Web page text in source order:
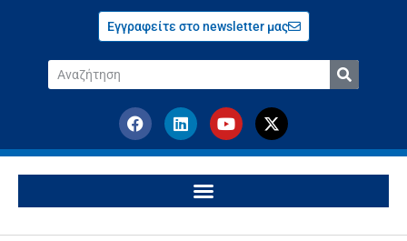
Εγγραφείτε στο newsletter μας